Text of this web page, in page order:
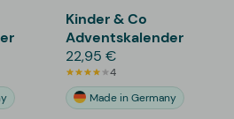
Kinder & Co
Adventskalender
22,95 €
4
Made in Germany